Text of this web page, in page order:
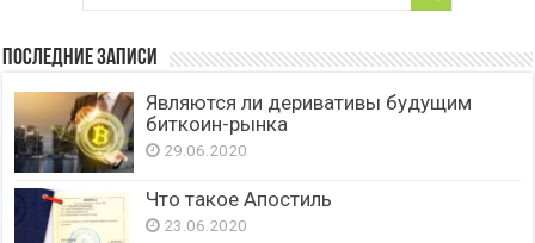
Последние записи
Являются ли деривативы будущим
биткоин-рынка
29.06.2020
Что такое Апостиль
23.06.2020